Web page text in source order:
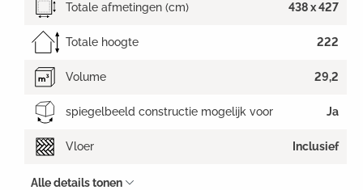
Totale afmetingen (cm) 438 x 427
Totale hoogte 222
Volume 29,2
spiegelbeeld constructie mogelijk voor Ja
Vloer Inclusief
Alle details tonen